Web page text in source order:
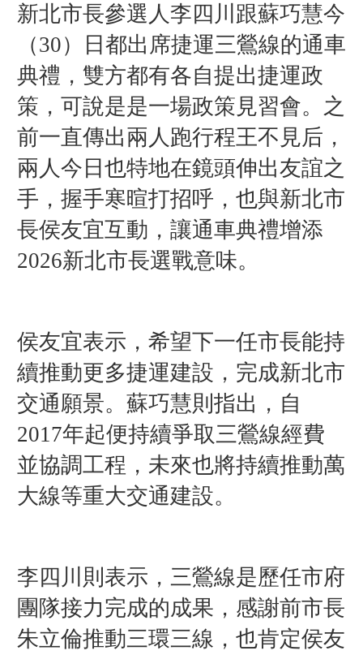
新北市長參選人李四川跟蘇巧慧今
（30）日都出席捷運三鶯線的通車
典禮，雙方都有各自提出捷運政
策，可說是是一場政策見習會。之
前一直傳出兩人跑行程王不見后，
兩人今日也特地在鏡頭伸出友誼之
手，握手寒暄打招呼，也與新北市
長侯友宜互動，讓通車典禮增添
2026新北市長選戰意味。
侯友宜表示，希望下一任市長能持
續推動更多捷運建設，完成新北市
交通願景。蘇巧慧則指出，自
2017年起便持續爭取三鶯線經費
並協調工程，未來也將持續推動萬
大線等重大交通建設。
李四川則表示，三鶯線是歷任市府
團隊接力完成的成果，感謝前市長
朱立倫推動三環三線，也肯定侯友